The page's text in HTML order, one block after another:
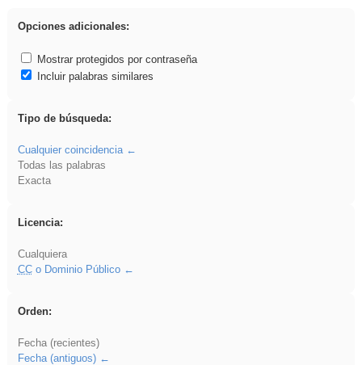
Opciones adicionales:
Mostrar protegidos por contraseña
Incluir palabras similares
Tipo de búsqueda:
Cualquier coincidencia
Todas las palabras
Exacta
Licencia:
Cualquiera
CCo Dominio Público
Orden:
Fecha (recientes)
Fecha (antiguos)